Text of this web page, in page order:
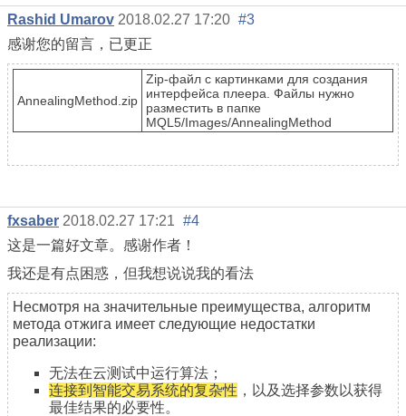
Rashid Umarov 2018.02.27 17:20 #3
感谢您的留言，已更正
AnnealingMethod.zip
Zip-файл с картинками для создания
интерфейса плеера. Файлы нужно
разместить в папке
MQL5/Images/AnnealingMethod
fxsaber 2018.02.27 17:21 #4
这是一篇好文章。感谢作者！
我还是有点困惑，但我想说说我的看法
Несмотря на значительные преимущества, алгоритм
метода отжига имеет следующие недостатки
реализации:
无法在云测试中运行算法；
连接到智能交易系统的复杂性 ，以及选择参数以获得
最佳结果的必要性。